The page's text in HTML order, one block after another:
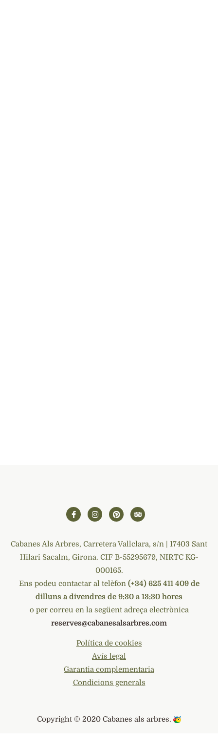
Cabanes Als Arbres, Carretera Vallclara, s/n | 17403 Sant
Hilari Sacalm, Girona. CIF B-55295679, NIRTC KG-
000165.
Ens podeu contactar al telèfon (+34) 625 411 409 de
dilluns a divendres de 9:30 a 13:30 hores
o per correu en la següent adreça electrònica
reserves@cabanesalsarbres.com
Política de cookies
Avís legal
Garantia complementaria
Condicions generals
Copyright © 2020 Cabanes als arbres.